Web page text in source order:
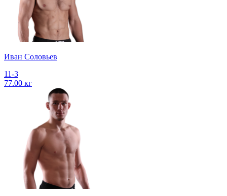
Иван Соловьев
11-3
77.00 кг